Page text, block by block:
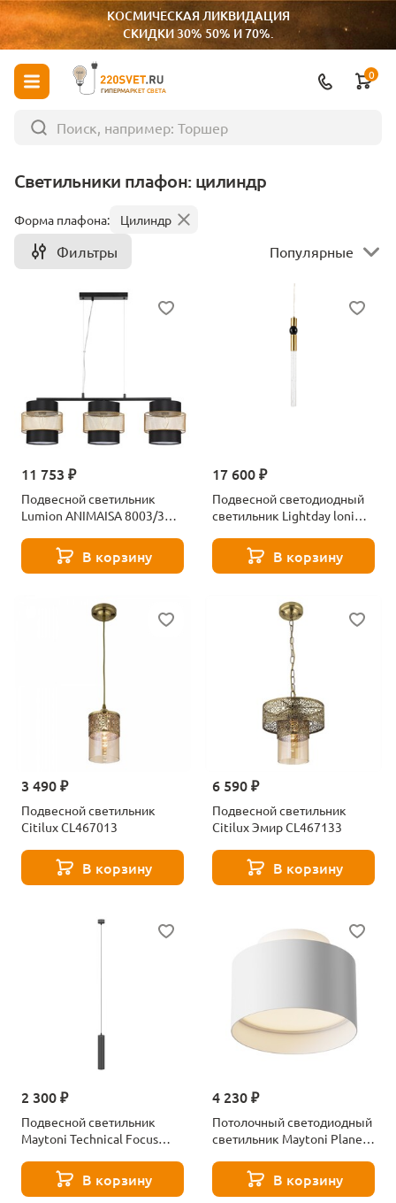
КОСМИЧЕСКАЯ ЛИКВИДАЦИЯ
СКИДКИ 30% 50% И 70%.
ГИПЕРМАРКЕТ СВЕТА
0
Светильники плафон: цилиндр
Форма плафона: Цилиндр
Фильтры Популярные
11 753 ₽
Подвесной светильник
Lumion ANIMAISA 8003/3A
В корзину
17 600 ₽
Подвесной светодиодный
светильник Lightday loni
В корзину
3 490 ₽
Подвесной светильник
Citilux CL467013
В корзину
6 590 ₽
Подвесной светильник
Citilux Эмир CL467133
В корзину
2 300 ₽
Подвесной светильник
Maytoni Technical Focus
В корзину
4 230 ₽
Потолочный светодиодный
светильник Maytoni Planet
В корзину